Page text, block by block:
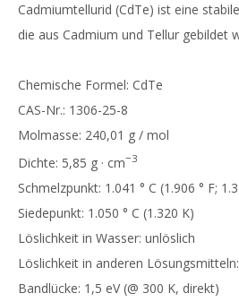
Cadmiumtellurid (CdTe) ist eine
die aus Cadmium und Tellur gebildet
Chemische Formel: CdTe
CAS-Nr.: 1306-25-8
Molmasse: 240,01 g / mol
Dichte: 5,85 g · cm−3
Schmelzpunkt: 1.041 ° C (1.906 ° F;
Siedepunkt: 1.050 ° C (1.320 K)
Löslichkeit in Wasser: unlöslich
Löslichkeit in anderen
Bandlücke: 1,5 eV (@ 300 K, direkt)